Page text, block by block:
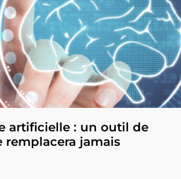
artificielle : un outil de
remplacera jamais